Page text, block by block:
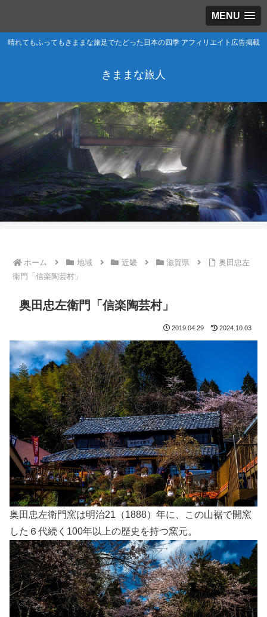
MENU
晴れてもふってもきままな旅足でたどった日本の四季 アフィリエイト広告掲載
きままな旅人
ホーム 地域 近畿 滋賀県
奥田忠左
衛門「信楽陶芸村」
奥田忠左衛門「信楽陶芸村」
2019.04.29 2024.10.03
奥田忠左衛門窯は明治21（1888）年に、この山裾で開窯
した６代続く100年以上の歴史を持つ窯元。